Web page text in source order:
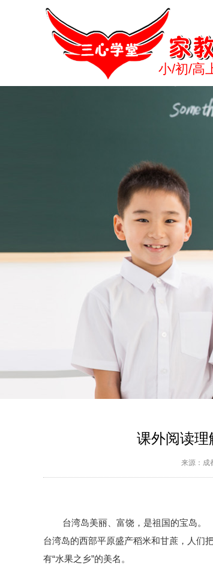
小/初/高
课外阅读
来源： 成
台湾岛美丽、富饶，是祖国的宝岛。
台湾岛的西部平原盛产稻米和甘蔗，人们
有“水果之乡”的美名。